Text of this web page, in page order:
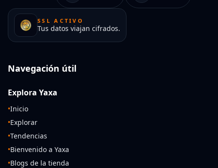
SSL ACTIVO
Tus datos viajan cifrados.
Navegación útil
Explora Yaxa
•Inicio
•Explorar
•Tendencias
•Bienvenido a Yaxa
•Blogs de la tienda